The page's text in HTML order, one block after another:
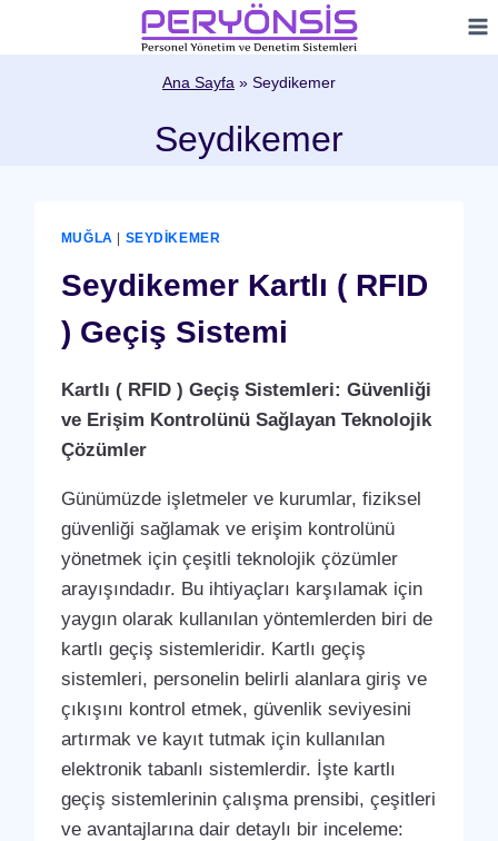
Ana Sayfa » Seydikemer
Seydikemer
MUĞLA | SEYDIKEMER
Seydikemer Kartlı ( RFID
) Geçiş Sistemi
Kartlı ( RFID ) Geçiş Sistemleri: Güvenliği
ve Erişim Kontrolünü Sağlayan Teknolojik
Çözümler
Günümüzde işletmeler ve kurumlar, fiziksel
güvenliği sağlamak ve erişim kontrolünü
yönetmek için çeşitli teknolojik çözümler
arayışındadır. Bu ihtiyaçları karşılamak için
yaygın olarak kullanılan yöntemlerden biri de
kartlı geçiş sistemleridir. Kartlı geçiş
sistemleri, personelin belirli alanlara giriş ve
çıkışını kontrol etmek, güvenlik seviyesini
artırmak ve kayıt tutmak için kullanılan
elektronik tabanlı sistemlerdir. İşte kartlı
geçiş sistemlerinin çalışma prensibi, çeşitleri
ve avantajlarına dair detaylı bir inceleme: